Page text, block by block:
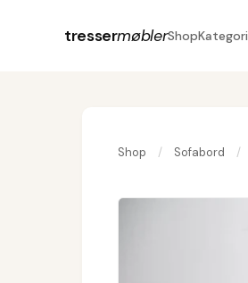
tressermøblerShop
Shop / Sofabord /